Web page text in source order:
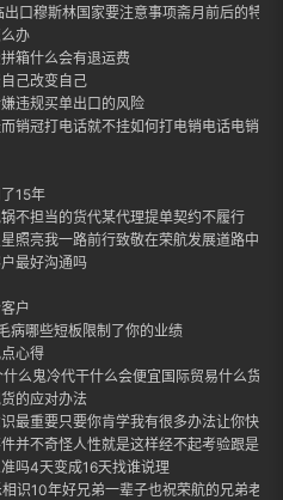
口穆斯林国家要注意事项斋月前后的特点
办
箱什么会有退运费
己改变自己
违规买单出口的风险
销冠打电话就不挂如何打电销电话电销话
15年
不担当的货代某代理提单契约不履行
照亮我一路前行致敬在荣航发展道路中每
最好沟通吗
户
病哪些短板限制了你的业绩
心得
么鬼冷代干什么会便宜国际贸易什么货适
的应对办法
最重要只要你肯学我有很多办法让你快
并不奇怪人性就是这样经不起考验跟是否
吗4天变成16天找谁说理
识10年好兄弟一辈子也祝荣航的兄弟老